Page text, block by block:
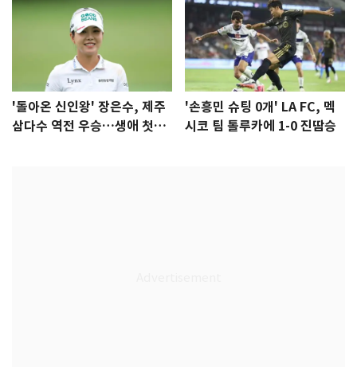
'돌아온 신인왕' 장은수, 제주
삼다수 역전 우승…생애 첫승
'손흥민 슈팅 0개' LA FC, 멕
시코 팀 톨루카에 1-0 진땀승